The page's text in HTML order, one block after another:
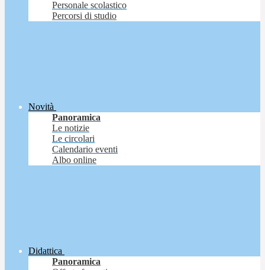
Personale scolastico
Percorsi di studio
Novità
Panoramica
Le notizie
Le circolari
Calendario eventi
Albo online
Didattica
Panoramica